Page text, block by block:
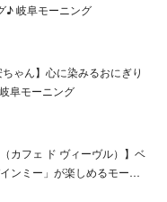
♪ 岐阜モーニング
ゃん】心に染みるおにぎり
阜モーニング
カフェ ド ヴィーヴル）】ベ
ンミー」が楽しめるモー…